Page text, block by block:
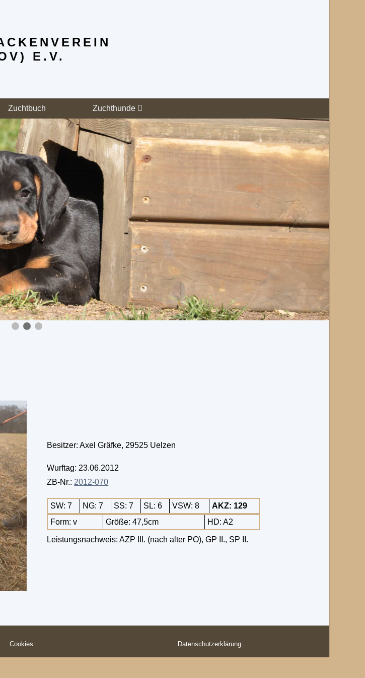
E.V.
Zuchtbuch Zuchthunde
Besitzer: Axel Gräfke, 29525 Uelzen
Wurftag: 23.06.2012
ZB-Nr.: 2012-070
SW: 7 NG: 7 SS: 7 SL: 6 VSW: 8
AKZ: 129
Form: v
Größe: 47,5cm HD: A2
Leistungsnachweis: AZP III. (nach alter PO), GP II., SP II.
Cookies Datenschutzerklärung